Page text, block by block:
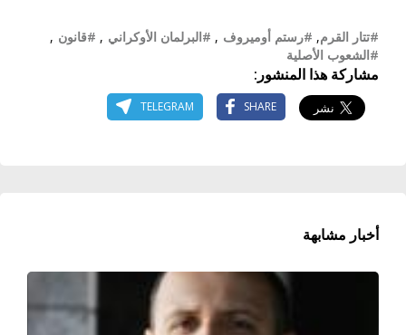
#تتار القرم, #رستم أوميروف , #البرلمان الأوكراني , #قانون ,
#الشعوب الأصلية
مشاركة هذا المنشور:
SHARE
TELEGRAM
أخبار مشابهة